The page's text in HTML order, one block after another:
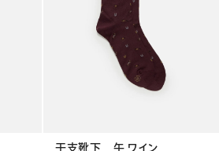
干支靴下 午 ワイン